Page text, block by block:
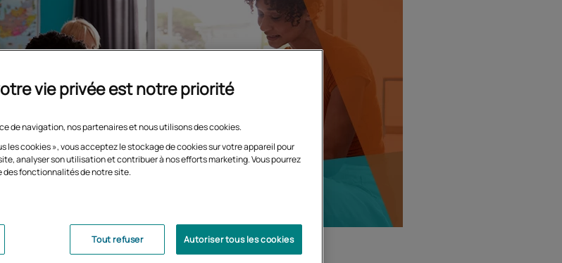
vie privée est notre priorité
de navigation, nos partenaires et nous utilisons des cookies.
les cookies », vous acceptez le stockage de cookies sur votre appareil pour
analyser son utilisation et contribuer à nos efforts marketing. Vous pourrez
des fonctionnalités de notre site.
Tout refuser Autoriser tous les cookies